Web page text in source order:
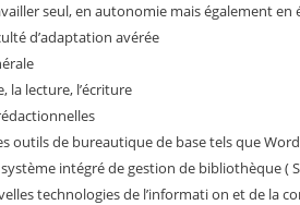
seul, en autonomie mais également en
d’adaptation avérée
la lecture, l’écriture
outils de bureautique de base tels que
intégré de gestion de bibliothèque (
technologies de l’informati on et de la